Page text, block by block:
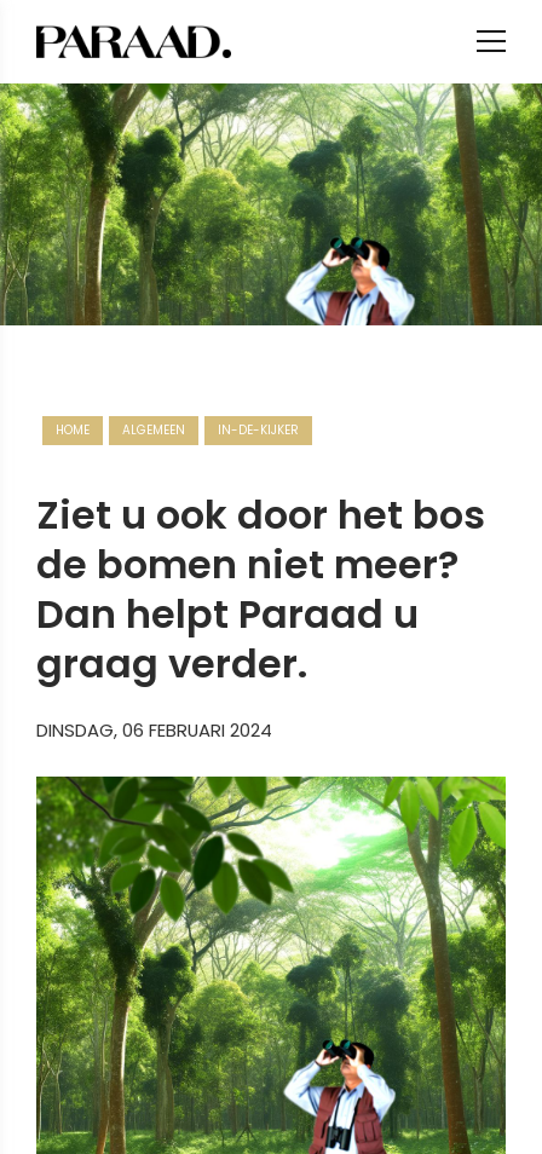
HOME ALGEMEEN IN-DE-KIJKER
Ziet u ook door het bos
de bomen niet meer?
Dan helpt Paraad u
graag verder.
DINSDAG, 06 FEBRUARI 2024